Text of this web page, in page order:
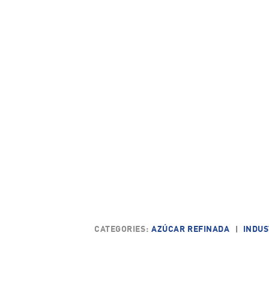
CATEGORIES: AZÚCAR REFINADA